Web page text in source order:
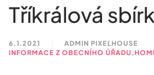
Tříkrálová
6.1.2021
ADMIN PIXELHOUSE
INFORMACE Z OBECNÍHO ÚŘADU,